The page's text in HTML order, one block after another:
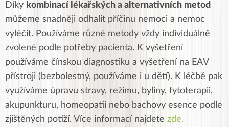
Díky kombinací lékařských a alternativních metod
můžeme snadněji odhalit příčinu nemoci a nemoc
vyléčit. Používáme různé metody vždy individuálně
zvolené podle potřeby pacienta. K vyšetření
používáme čínskou diagnostiku a vyšetření na EAV
přístroji (bezbolestný, používáme i u dětí). K léčbě pak
využíváme úpravu stravy, režimu, byliny, fytoterapii,
akupunkturu, homeopatii nebo bachovy esence podle
zjištěných potíží. Více informací najdete zde.